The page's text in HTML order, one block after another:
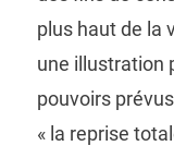
plus haut de la
une illustration
pouvoirs
« la reprise